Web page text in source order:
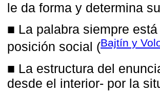
le da forma y determina
■ La palabra siempre
posición social (Bajtín y
■ La estructura del
desde el interior- por la